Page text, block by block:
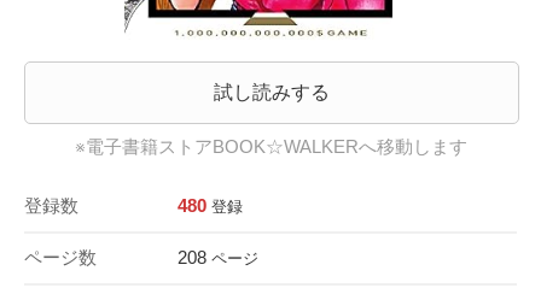
試し読みする
※電子書籍ストアBOOK☆WALKERへ移動します
登録数 480 登録
ページ数 208 ページ